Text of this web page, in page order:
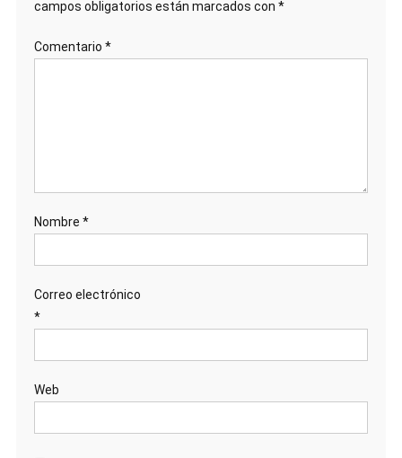
campos obligatorios están marcados con *
Comentario *
Nombre *
Correo electrónico
*
Web